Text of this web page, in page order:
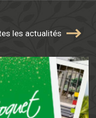
les actualités